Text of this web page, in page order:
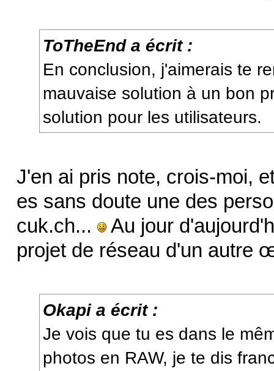
ToTheEnd a écrit :
En conclusion, j'aimerais te
mauvaise solution à un bon
solution pour les utilisateurs.
J'en ai pris note, crois-moi,
es sans doute une des
cuk.ch...
Au jour
projet de réseau d'un autre
Okapi a écrit :
Je vois que tu es dans le
photos en RAW, je te dis